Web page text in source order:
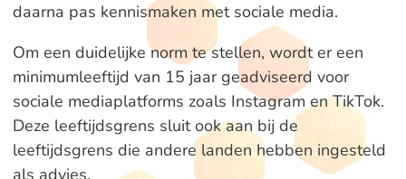
daarna pas kennismaken met sociale media.
Om een duidelijke norm te stellen, wordt er een
minimumleeftijd van 15 jaar geadviseerd voor
sociale mediaplatforms zoals Instagram en TikTok.
Deze leeftijdsgrens sluit ook aan bij de
leeftijdsgrens die andere landen hebben ingesteld
als advies.